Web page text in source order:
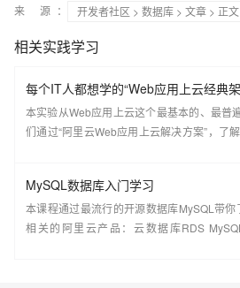
来 源：
开发者社区 > 数据库 > 文章 > 正文
相关实践学习
每个IT人都想学的“Web应用上云经典
本实验从Web应用上云这个最基本的、最普
们通过“阿里云Web应用上云解决方案”，了
MySQL数据库入门学习
本课程通过最流行的开源数据库MySQL带
相关的阿里云产品：云数据库RDS
RDS（Relational Database Service）是一